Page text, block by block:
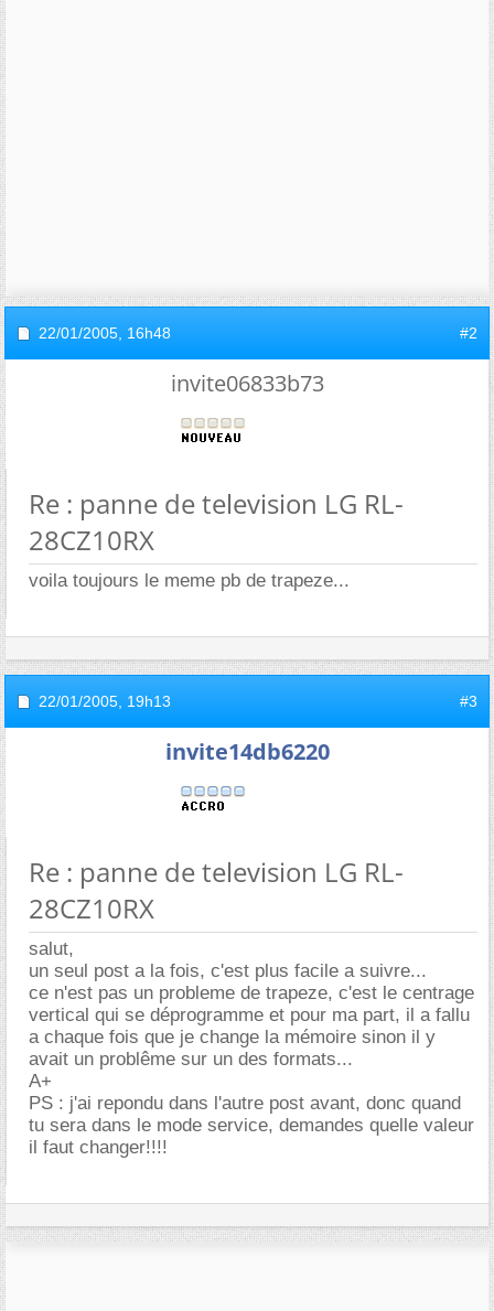
22/01/2005, 16h48 #2
invite06833b73
Re : panne de television LG RL-
28CZ10RX
voila toujours le meme pb de trapeze...
22/01/2005, 19h13 #3
invite14db6220
Re : panne de television LG RL-
28CZ10RX
salut,
un seul post a la fois, c'est plus facile a suivre...
ce n'est pas un probleme de trapeze, c'est le centrage
vertical qui se déprogramme et pour ma part, il a fallu
a chaque fois que je change la mémoire sinon il y
avait un problême sur un des formats...
A+
PS : j'ai repondu dans l'autre post avant, donc quand
tu sera dans le mode service, demandes quelle valeur
il faut changer!!!!